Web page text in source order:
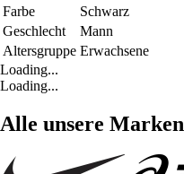
Farbe
Schwarz
Geschlecht
Mann
Altersgruppe Erwachsene
Loading...
Loading...
Alle unsere Marken